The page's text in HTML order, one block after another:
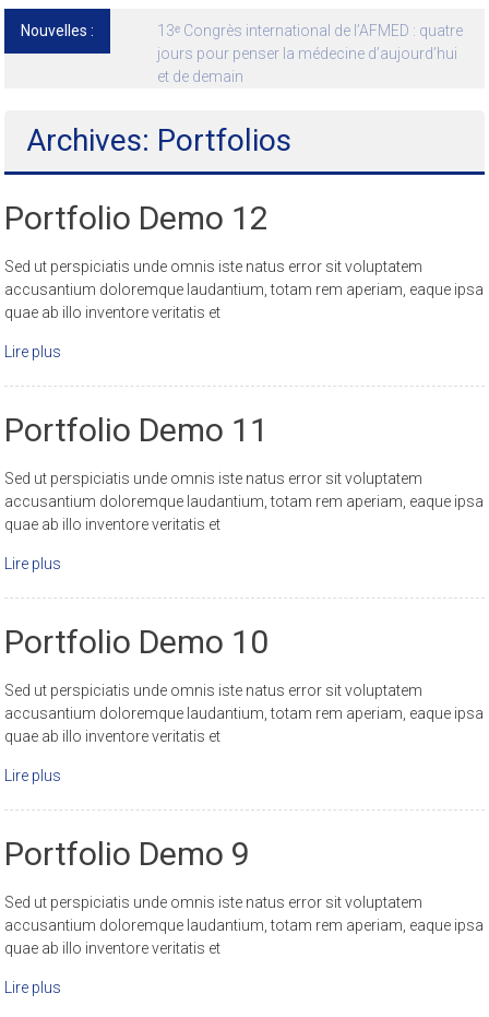
Nouvelles :
13ᵉ Congrès international de l’AFMED : quatre
jours pour penser la médecine d’aujourd’hui
et de demain
Archives: Portfolios
Portfolio Demo 12
Sed ut perspiciatis unde omnis iste natus error sit voluptatem
accusantium doloremque laudantium, totam rem aperiam, eaque ipsa
quae ab illo inventore veritatis et
Lire plus
Portfolio Demo 11
Sed ut perspiciatis unde omnis iste natus error sit voluptatem
accusantium doloremque laudantium, totam rem aperiam, eaque ipsa
quae ab illo inventore veritatis et
Lire plus
Portfolio Demo 10
Sed ut perspiciatis unde omnis iste natus error sit voluptatem
accusantium doloremque laudantium, totam rem aperiam, eaque ipsa
quae ab illo inventore veritatis et
Lire plus
Portfolio Demo 9
Sed ut perspiciatis unde omnis iste natus error sit voluptatem
accusantium doloremque laudantium, totam rem aperiam, eaque ipsa
quae ab illo inventore veritatis et
Lire plus